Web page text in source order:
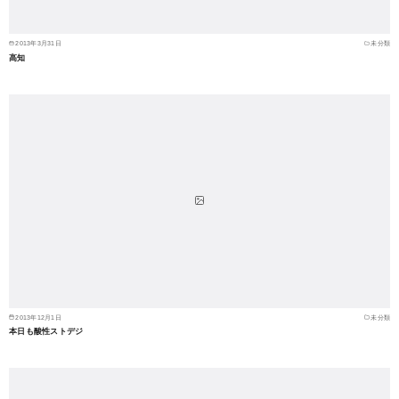
2013年3月31日 未分類
高知
2013年12月1日 未分類
本日も酸性ストデジ